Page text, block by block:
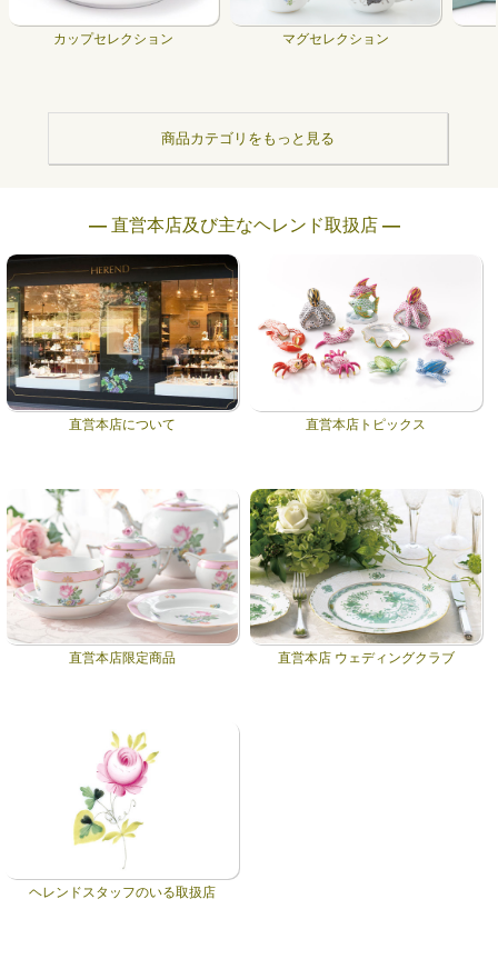
カップセレクション マグセレクション
商品カテゴリをもっと見る
― 直営本店及び主なヘレンド取扱店 ―
直営本店について 直営本店トピックス
直営本店限定商品 直営本店 ウェディングクラブ
ヘレンドスタッフのいる取扱店